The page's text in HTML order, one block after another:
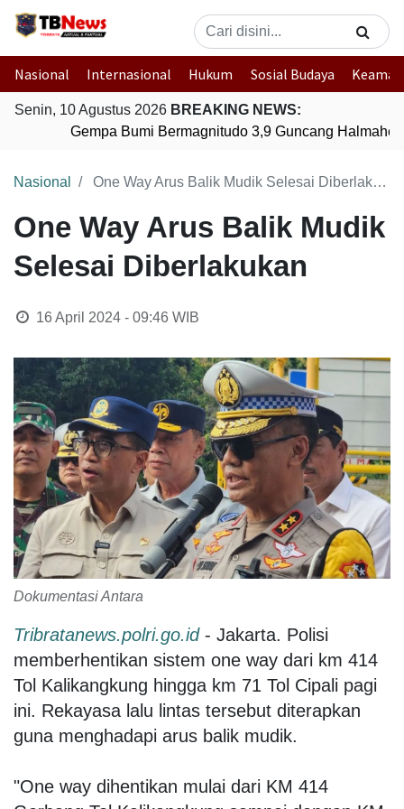
Nasional Internasional Hukum Sosial Budaya
Senin, 10 Agustus 2026 BREAKING NEWS:
Gempa Bumi Bermagnitudo 3,9 Guncang
Nasional One Way Arus Balik Mudik Selesai Diberlakukan
One Way Arus Balik Mudik
Selesai Diberlakukan
16 April 2024 - 09:46WIB
Dokumentasi Antara
Tribratanews.polri.go.id- Jakarta. Polisi
memberhentikan sistem one way dari km 414
Tol Kalikangkung hingga km 71 Tol Cipali pagi
ini. Rekayasa lalu lintas tersebut diterapkan
guna menghadapi arus balik mudik.
"One way dihentikan mulai dari KM 414